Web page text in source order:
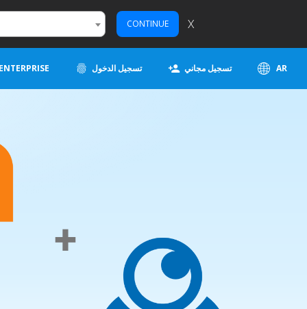
CONTINUE X
تسجيل الدخول تسجيل مجاني AR